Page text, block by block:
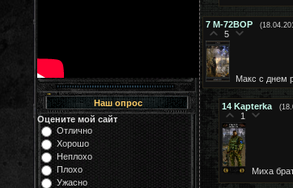
Наш опрос
Оцените мой сайт
Отлично
Хорошо
Неплохо
Плохо
Ужасно
7 М-72ВОР
5
Макс с днем
14 Kapterka
1
Миха